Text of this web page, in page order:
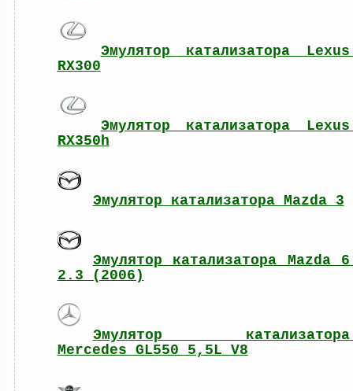
Эмулятор катализатора Lexus
RX300
Эмулятор катализатора Lexus
RX350h
Эмулятор катализатора Mazda 3
Эмулятор катализатора Mazda 6
2.3 (2006)
Эмулятор катализатора
Mercedes GL550 5,5L V8